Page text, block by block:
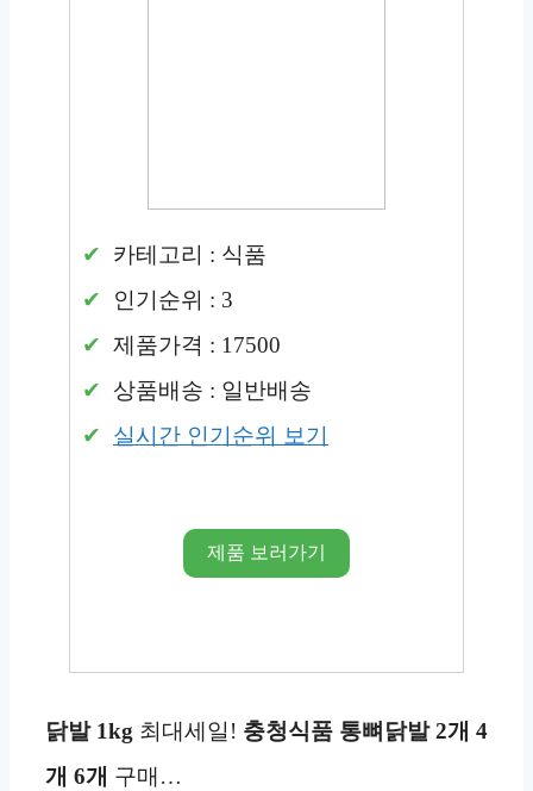
카테고리 : 식품
인기순위 : 3
제품가격 : 17500
상품배송 : 일반배송
실시간 인기순위 보기
제품 보러가기
닭발 1kg 최대세일! 충청식품 통뼈닭발 2개 4
개 6개 구매…